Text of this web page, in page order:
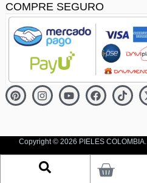
COMPRE SEGURO
Copyright © 2026 PIELES COLOMBIA.